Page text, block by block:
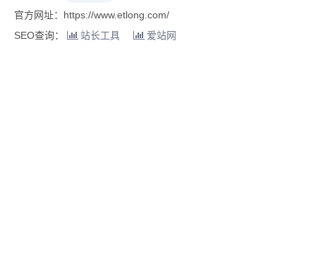
官方网址：https://www.etlong.com/
SEO查询：
站长工具 爱站网